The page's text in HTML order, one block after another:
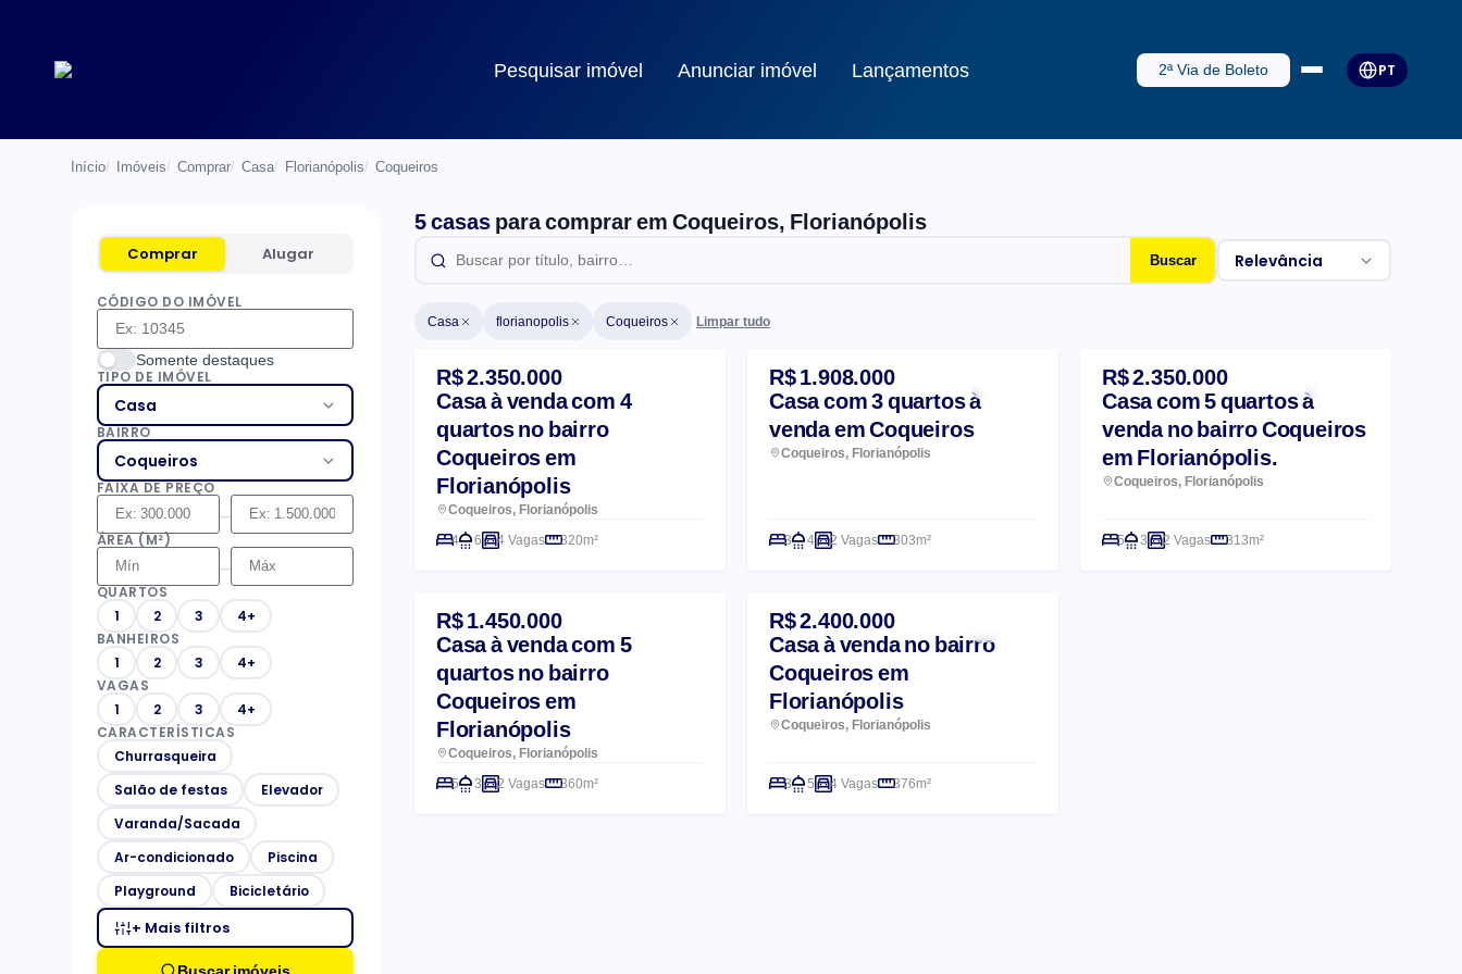
Pesquisar imóvel Anunciar imóvel Lançamentos 2ª Via de Boleto PT
Início Imóveis Comprar Casa Florianópolis Coqueiros
Comprar Alugar
CÓDIGO DO IMÓVEL
Somente destaques
TIPO DE IMÓVEL
Casa
BAIRRO
Coqueiros
FAIXA DE PREÇO
–
ÁREA (M²)
–
QUARTOS
1
2 3
4+
BANHEIROS
1
2 3
4+
VAGAS
1
2 3
4+
CARACTERÍSTICAS
Churrasqueira
Salão de festas
Elevador
Varanda/Sacada
Ar-condicionado
Piscina
Playground
Bicicletário
+ Mais filtros
5 casaspara comprar em Coqueiros, Florianópolis
Buscar Relevância
Casa florianopolis Coqueiros Limpar tudo
Lista de imóveis
R$ 2.350.000
Casa à venda com 4
quartos no bairro
Coqueiros em
Florianópolis
Coqueiros, Florianópolis
4
6 4 Vagas 320m²
R$ 1.908.000
Casa com 3 quartos à
venda em Coqueiros
Coqueiros, Florianópolis
3 4 2 Vagas 303m²
R$ 2.350.000
Casa com 5 quartos à
venda no bairro Coqueiros
em Florianópolis.
Coqueiros, Florianópolis
5 3 2 Vagas 313m²
R$ 1.450.000
Casa à venda com 5
quartos no bairro
Coqueiros em
Florianópolis
Coqueiros, Florianópolis
5
3 2 Vagas 360m²
R$ 2.400.000
Casa à venda no bairro
Coqueiros em
Florianópolis
Coqueiros, Florianópolis
3 5 4 Vagas 376m²